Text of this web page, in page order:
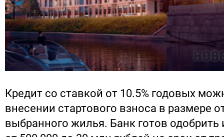
Кредит со ставкой от 10.5% годовых
внесении стартового взноса в размере
выбранного жилья. Банк готов одобрить